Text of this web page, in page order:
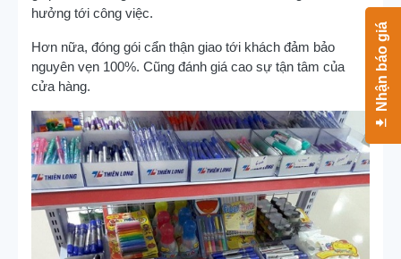
hưởng tới công việc.
Hơn nữa, đóng gói cẩn thận giao tới khách đảm bảo
nguyên vẹn 100%. Cũng đánh giá cao sự tận tâm của
cửa hàng.
Nhận báo giá